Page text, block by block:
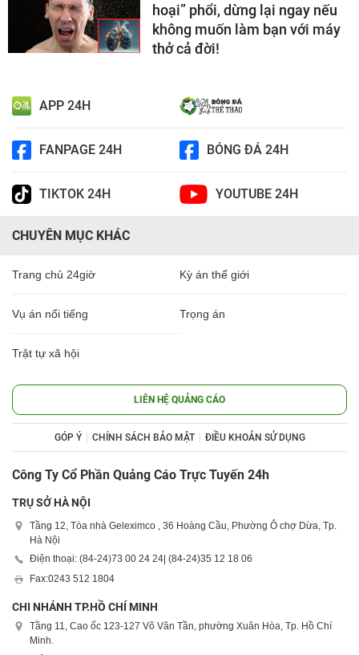
hoại” phổi, dừng lại ngay nếu
không muốn làm bạn với máy
thở cả đời!
APP 24H
FANPAGE 24H BÓNG ĐÁ 24H
TIKTOK 24H YOUTUBE 24H
CHUYÊN MỤC KHÁC
Trang chủ 24giờ Kỳ án thế giới
Vụ án nổi tiếng Trọng án
Trật tự xã hội
LIÊN HỆ QUẢNG CÁO
GÓP Ý CHÍNH SÁCH BẢO MẬT ĐIỀU KHOẢN SỬ DỤNG
Công Ty Cổ Phần Quảng Cáo Trực Tuyến 24h
TRỤ SỞ HÀ NỘI
Tầng 12, Tòa nhà Geleximco , 36 Hoàng Cầu, Phường Ô chợ Dừa, Tp.
Hà Nội
Điện thoại: (84-24)73 00 24 24 | (84-24)35 12 18 06
Fax:0243 512 1804
CHI NHÁNH TP.HỒ CHÍ MINH
Tầng 11, Cao ốc 123-127 Võ Văn Tần, phường Xuân Hòa, Tp. Hồ Chí
Minh.